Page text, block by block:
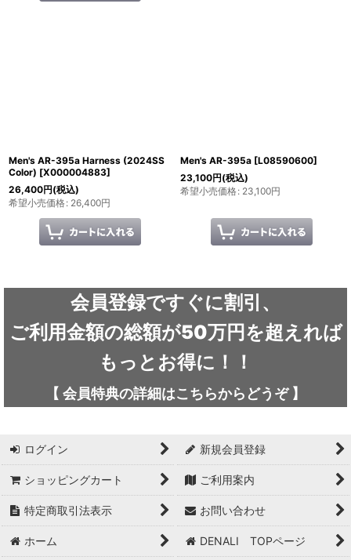
Men's AR-395a Harness (2024SS
Color) [X000004883]
26,400円(税込)
希望小売価格: 26,400円
Men's AR-395a [L08590600]
23,100円(税込)
希望小売価格: 23,100円
会員登録ですぐに割引、
ご利用金額の総額が50万円を超えれば
もっとお得に！！
【 会員特典の詳細はこちらから どうぞ】
ログイン 新規会員登録
ショッピングカート ご利用案内
特定商取引法表示 お問い合わせ
ホーム DENALI TOPページ